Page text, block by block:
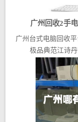
广州回收2手
广州台式电脑回收
极品典范江诗